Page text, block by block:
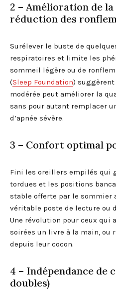
2 – Amélioration de
réduction des
Surélever le buste de
respiratoires et limite les
sommeil légère ou de
(Sleep Foundation) suggèrent
modérée peut améliorer la
sans pour autant remplacer
d’apnée sévère.
3 – Confort optimal
Fini les oreillers empilés qui
tordues et les positions
stable offerte par le
véritable poste de lecture ou
Une révolution pour ceux qui
soirées un livre à la main, ou
depuis leur cocon.
4 – Indépendance de
doubles)